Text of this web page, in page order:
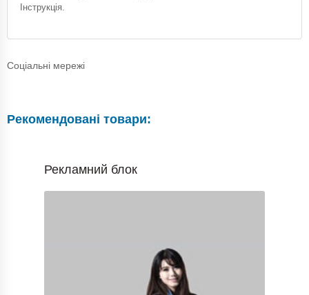
Інструкція.
Соціальні мережі
Рекомендовані товари:
Рекламний блок